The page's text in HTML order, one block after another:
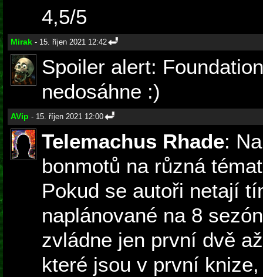
4,5/5
Mirak - 15. říjen 2021 12:42
Spoiler alert:
nedosáhne :)
AVip - 15. říjen 2021 12:00
Telemachus Rhade:
bonmotů na různá
Pokud se autoři netají
naplánované na 8
zvládne jen první dvě
které jsou v první